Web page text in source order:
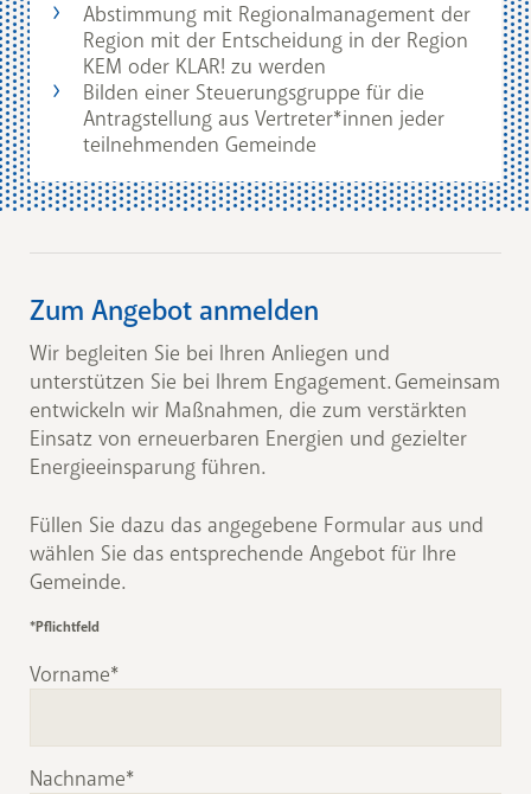
Abstimmung mit Regionalmanagement der
Region mit der Entscheidung in der Region
KEM oder KLAR! zu werden
Bilden einer Steuerungsgruppe für die
Antragstellung aus Vertreter*innen jeder
teilnehmenden Gemeinde
Zum Angebot anmelden
Wir begleiten Sie bei Ihren Anliegen und
unterstützen Sie bei Ihrem Engagement. Gemeinsam
entwickeln wir Maßnahmen, die zum verstärkten
Einsatz von erneuerbaren Energien und gezielter
Energieeinsparung führen.
Füllen Sie dazu das angegebene Formular aus und
wählen Sie das entsprechende Angebot für Ihre
Gemeinde.
*Pflichtfeld
Vorname
Nachname